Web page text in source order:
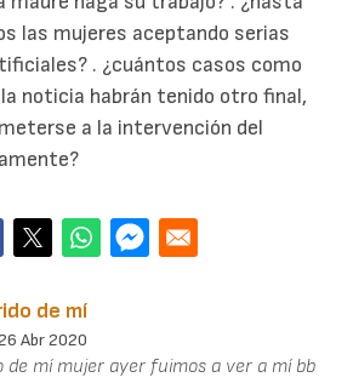
las mujeres aceptando serias
. ¿cuántos casos como
noticia habrán tenido otro final,
a la intervención del
de mí
Abr 2020
de mí mujer ayer fuimos a ver a mí bb